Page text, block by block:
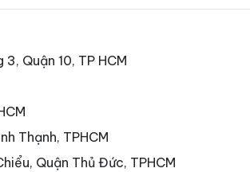
Quận 10, TP HCM
Thạnh, TPHCM
Quận Thủ Đức, TPHCM